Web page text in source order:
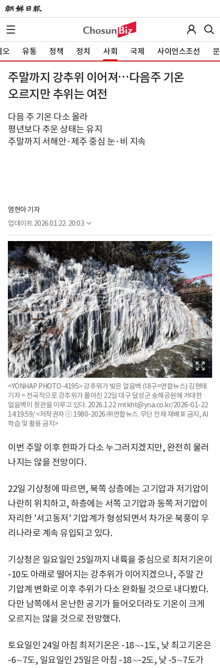
오 유통 정책 정치 사회 국제 사이언스조선
주말까지 강추위 이어져…다음주 기온
오르지만 추위는 여전
다음 주 기온 다소 올라
평년보다 추운 상태는 유지
주말까지 서해안·제주 중심 눈·비 지속
염현아 기자
업데이트 2026.01.22. 20:03
<YONHAP PHOTO-4195> 강추위가 빚은 얼음벽 (대구=연합뉴스) 김현태
기자 = 전국적으로 강추위가 몰아친 22일 대구 달성군 송해공원에 거대한
얼음벽이 장관을 이루고 있다. 2026.1.22 mtkht@yna.co.kr/2026-01-22
14:19:59/ <저작권자 ⓒ 1980-2026 ㈜연합뉴스. 무단 전재 재배포 금지, AI
학습 및 활용 금지>
이번 주말 이후 한파가 다소 누그러지겠지만, 완전히 물러
나지는 않을 전망이다.
22일 기상청에 따르면, 북쪽 상층에는 고기압과 저기압이
나란히 위치하고, 하층에는 서쪽 고기압과 동쪽 저기압이
자리한 '서고동저' 기압계가 형성되면서 차가운 북풍이 우
리나라로 계속 유입되고 있다.
기상청은 일요일인 25일까지 내륙을 중심으로 최저기온이
-10도 아래로 떨어지는 강추위가 이어지겠으나, 주말 간
기압계 변화로 이후 추위가 다소 완화될 것으로 내다봤다.
다만 남쪽에서 온난한 공기가 들어오더라도 기온이 크게
오르지는 않을 것으로 전망했다.
토요일인 24일 아침 최저기온은 -18∼-1도, 낮 최고기온은
-6∼7도, 일요일인 25일은 아침 -18∼-2도, 낮 -5∼7도가